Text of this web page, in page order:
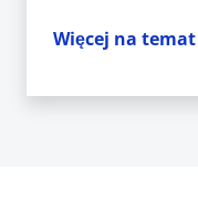
Więcej na